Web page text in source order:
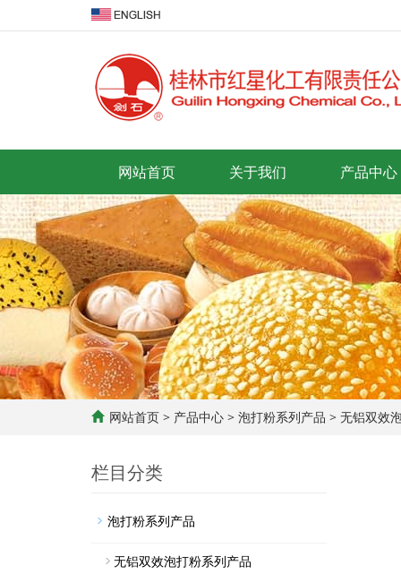
网站首页 关于我们 产品中心
网站首页 > 产品中心 > 泡打粉系列产品 > 无铝双效
栏目分类
泡打粉系列产品
无铝双效泡打粉系列产品